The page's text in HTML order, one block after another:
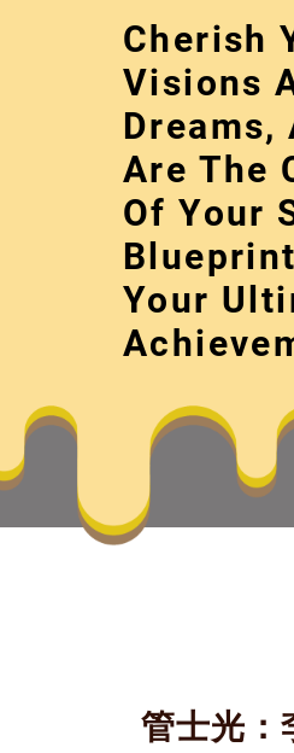
Cherish
Visions
Dreams,
Are The
Of Your
Your
管
Cherish your
管士光：